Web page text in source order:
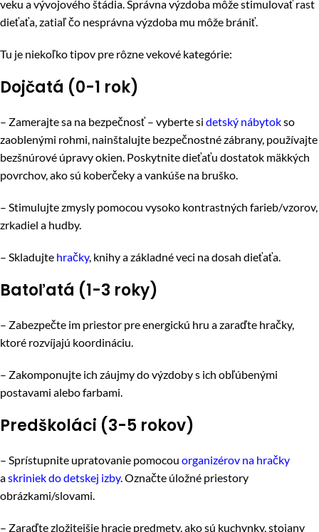
veku a vývojového štádia. Správna výzdoba môže stimulovať rast
dieťaťa, zatiaľ čo nesprávna výzdoba mu môže brániť.
Tu je niekoľko tipov pre rôzne vekové kategórie:
Dojčatá (0-1 rok)
– Zamerajte sa na bezpečnosť – vyberte si detský nábytokso
zaoblenými rohmi, nainštalujte bezpečnostné zábrany, používajte
bezšnúrové úpravy okien. Poskytnite dieťaťu dostatok mäkkých
povrchov, ako sú koberčeky a vankúše na bruško.
– Stimulujte zmysly pomocou vysoko kontrastných farieb/vzorov,
zrkadiel a hudby.
– Skladujte hračky, knihy a základné veci na dosah dieťaťa.
Batoľatá (1-3 roky)
– Zabezpečte im priestor pre energickú hru a zaraďte hračky,
ktoré rozvíjajú koordináciu.
– Zakomponujte ich záujmy do výzdoby s ich obľúbenými
postavami alebo farbami.
Predškoláci (3-5 rokov)
– Sprístupnite upratovanie pomocou organizérov na hračky
askriniek do detskej izby. Označte úložné priestory
obrázkami/slovami.
– Zaraďte zložitejšie hracie predmety, ako sú kuchynky, stojany